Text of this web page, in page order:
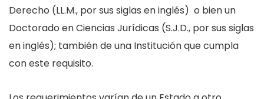
Derecho (LL.M., por sus siglas en inglés) o bien un
Doctorado en Ciencias Jurídicas (S.J.D., por sus siglas
en inglés); también de una Institución que cumpla
con este requisito.